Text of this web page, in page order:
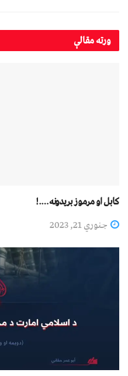
ورتهمقالې
کابل او مرموز بريدونه….!
جنوري 21, 2023